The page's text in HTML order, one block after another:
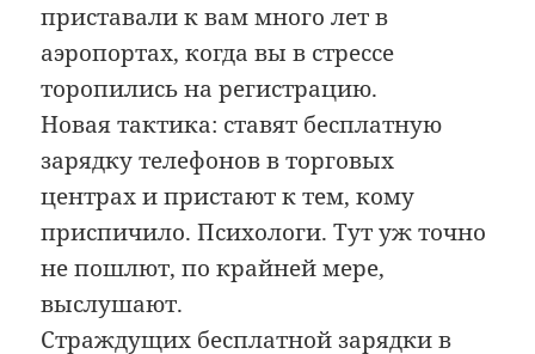
приставали к вам много лет в
аэропортах, когда вы в стрессе
торопились на регистрацию.
Новая тактика: ставят бесплатную
зарядку телефонов в торговых
центрах и пристают к тем, кому
приспичило. Психологи. Тут уж точно
не пошлют, по крайней мере,
выслушают.
Страждущих бесплатной зарядки в